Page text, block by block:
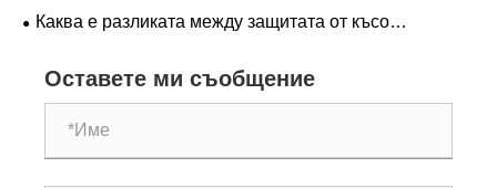
осигури защита от късо съединение и претоварване?
Каква е разликата между защитата от късо
Оставете ми съобщение